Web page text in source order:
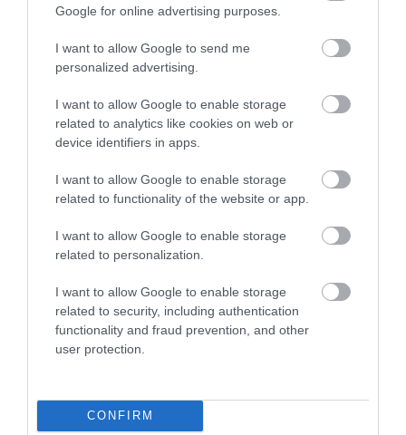
Google for online advertising purposes.
I want to allow Google to send me
personalized advertising.
I want to allow Google to enable storage
related to analytics like cookies on web or
device identifiers in apps.
I want to allow Google to enable storage
related to functionality of the website or app.
I want to allow Google to enable storage
related to personalization.
I want to allow Google to enable storage
related to security, including authentication
functionality and fraud prevention, and other
user protection.
CONFIRM
4.7
Összesen 6
5 4
3 0
2 0